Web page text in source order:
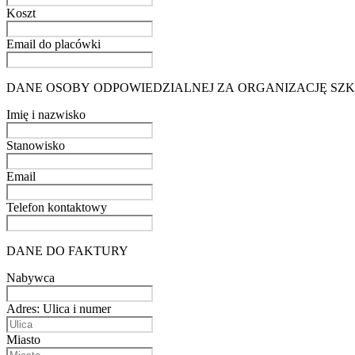
Koszt
Email do placówki
DANE OSOBY ODPOWIEDZIALNEJ ZA ORGANIZACJĘ
Imię i nazwisko
Stanowisko
Email
Telefon kontaktowy
DANE DO FAKTURY
Nabywca
Adres: Ulica i numer
Miasto